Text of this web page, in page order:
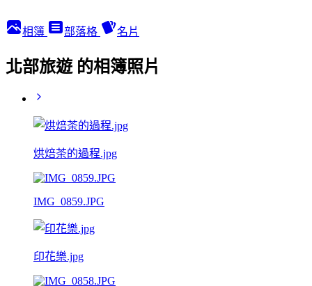
相簿 部落格 名片
北部旅遊 的相簿照片
烘焙茶的過程.jpg
IMG_0859.JPG
印花樂.jpg